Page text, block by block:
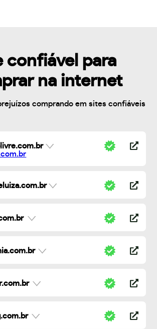
confiável para
na internet
comprando em sites confiáveis